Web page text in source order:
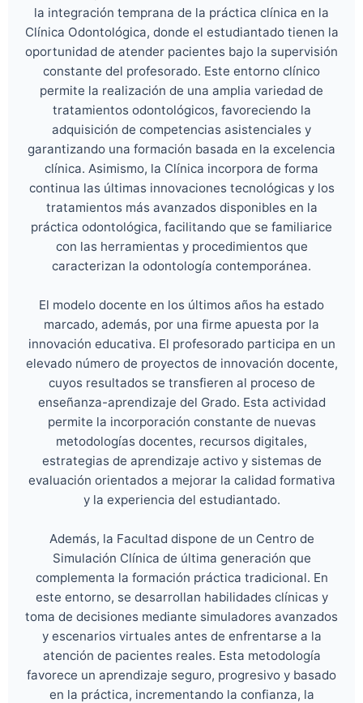
la integración temprana de la práctica clínica en la
Clínica Odontológica, donde el estudiantado tienen la
oportunidad de atender pacientes bajo la supervisión
constante del profesorado. Este entorno clínico
permite la realización de una amplia variedad de
tratamientos odontológicos, favoreciendo la
adquisición de competencias asistenciales y
garantizando una formación basada en la excelencia
clínica. Asimismo, la Clínica incorpora de forma
continua las últimas innovaciones tecnológicas y los
tratamientos más avanzados disponibles en la
práctica odontológica, facilitando que se familiarice
con las herramientas y procedimientos que
caracterizan la odontología contemporánea.
El modelo docente en los últimos años ha estado
marcado, además, por una firme apuesta por la
innovación educativa. El profesorado participa en un
elevado número de proyectos de innovación docente,
cuyos resultados se transfieren al proceso de
enseñanza-aprendizaje del Grado. Esta actividad
permite la incorporación constante de nuevas
metodologías docentes, recursos digitales,
estrategias de aprendizaje activo y sistemas de
evaluación orientados a mejorar la calidad formativa
y la experiencia del estudiantado.
Además, la Facultad dispone de un Centro de
Simulación Clínica de última generación que
complementa la formación práctica tradicional. En
este entorno, se desarrollan habilidades clínicas y
toma de decisiones mediante simuladores avanzados
y escenarios virtuales antes de enfrentarse a la
atención de pacientes reales. Esta metodología
favorece un aprendizaje seguro, progresivo y basado
en la práctica, incrementando la confianza, la